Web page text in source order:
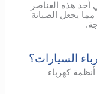
هذه العناصر
يجعل الصيانة
السيارات؟
كهرباء